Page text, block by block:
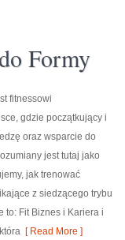
Formy
fitnessowi
gdzie początkujący i
oraz wsparcie do
jest tutaj jako
jak trenować
z siedzącego trybu
to: Fit Biznes i Kariera i
[ Read More ]